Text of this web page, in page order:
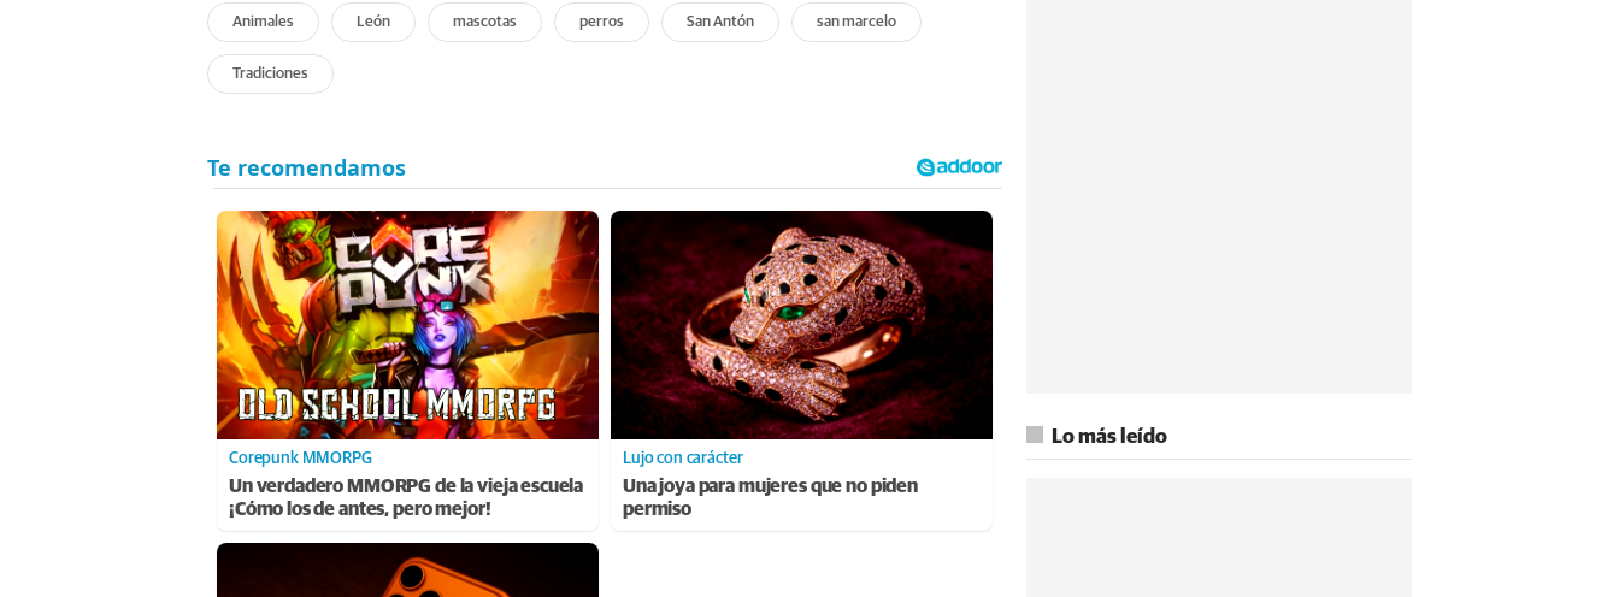
Animales León mascotas perros San Antón san marcelo
Tradiciones
Corepunk MMORPG
Un verdadero MMORPG de la vieja escuela
¡Cómo los de antes, pero mejor!
Lujo con carácter
Una joya para mujeres que no piden
permiso
Lo más leído